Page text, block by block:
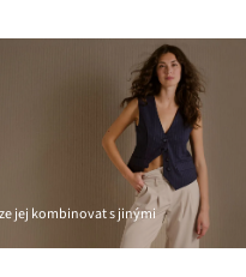
jej kombinovat s jinými